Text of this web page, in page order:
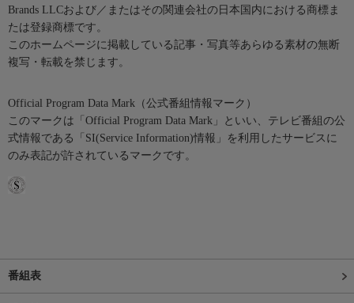
Brands LLCおよび／またはその関連会社の日本国内における商標ま
たは登録商標です。
このホームページに掲載している記事・写真等あらゆる素材の無断
複写・転載を禁じます。
Official Program Data Mark（公式番組情報マーク）
このマークは「Official Program Data Mark」といい、テレビ番組の公
式情報である「SI(Service Information)情報」を利用したサービスに
のみ表記が許されているマークです。
番組表